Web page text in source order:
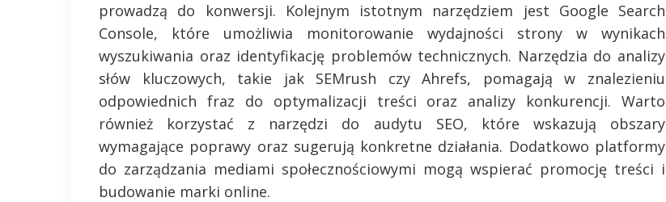
prowadzą do konwersji. Kolejnym istotnym narzędziem jest Google Search
Console, które umożliwia monitorowanie wydajności strony w wynikach
wyszukiwania oraz identyfikację problemów technicznych. Narzędzia do analizy
słów kluczowych, takie jak SEMrush czy Ahrefs, pomagają w znalezieniu
odpowiednich fraz do optymalizacji treści oraz analizy konkurencji. Warto
również korzystać z narzędzi do audytu SEO, które wskazują obszary
wymagające poprawy oraz sugerują konkretne działania. Dodatkowo platformy
do zarządzania mediami społecznościowymi mogą wspierać promocję treści i
budowanie marki online.